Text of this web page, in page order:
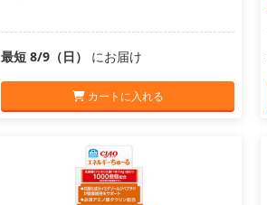
最短 8/9（日） にお届け
カートに入れる